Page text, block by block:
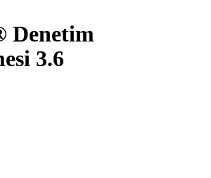
Denetim
3.6